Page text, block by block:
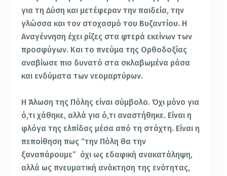
για τη Δύση και μετέφεραν την παιδεία, την
γλώσσα και τον στοχασμό του Βυζαντίου. Η
Αναγέννηση έχει ρίζες στα φτερά εκείνων των
προσφύγων. Και το πνεύμα της Ορθοδοξίας
αναβίωσε πιο δυνατό στα σκλαβωμένα ράσα
και ενδύματα των νεομαρτύρων.
Η Άλωση της Πόλης είναι σύμβολο. Όχι μόνο για
ό,τι χάθηκε, αλλά για ό,τι αναστήθηκε. Είναι η
φλόγα της ελπίδας μέσα από τη στάχτη. Είναι η
πεποίθηση πως “την Πόλη θα την
ξαναπάρουμε” όχι ως εδαφική ανακατάληψη,
αλλά ως πνευματική ανάκτηση της ενότητας,